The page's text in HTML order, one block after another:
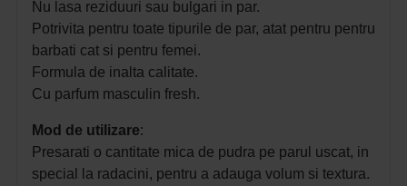
Nu lasa reziduuri sau bulgari in par.
Potrivita pentru toate tipurile de par, atat pentru pentru
barbati cat si pentru femei.
Formula de inalta calitate.
Cu parfum masculin fresh.
Mod de utilizare:
Presarati o cantitate mica de pudra pe parul uscat, in
special la radacini, pentru a adauga volum si textura.